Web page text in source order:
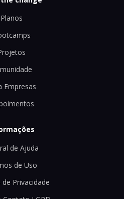
Planos
Empresas
de Ajuda
de Uso
de Privacidade